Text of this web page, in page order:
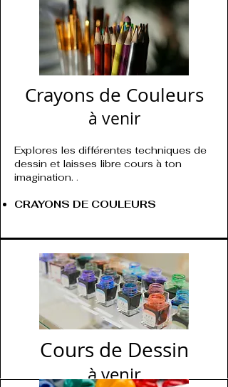
​Crayons de Couleurs
à venir
Explores les différentes techniques de
dessin et laisses libre cours à ton
imagination. .
CRAYONS DE COULEURS
​Cours de Dessin
à venir